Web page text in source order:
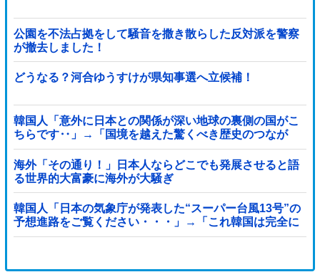
公園を不法占拠をして騒音を撒き散らした反対派を警察
が撤去しました！
どうなる？河合ゆうすけが県知事選へ立候補！
韓国人「意外に日本との関係が深い地球の裏側の国がこ
ちらです‥」→「国境を越えた驚くべき歴史のつなが
り‥」
海外「その通り！」日本人ならどこでも発展させると語
る世界的大富豪に海外が大騒ぎ
韓国人「日本の気象庁が発表した“スーパー台風13号”の
予想進路をご覧ください・・・」→「これ韓国は完全に
直撃なんだけど」「信じませんｗｗｗ」